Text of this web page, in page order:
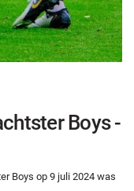
Boys -
Boys op 9 juli 2024 was